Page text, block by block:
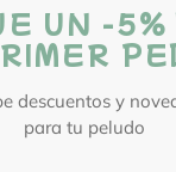
UN -
descuentos y
para tu peludo